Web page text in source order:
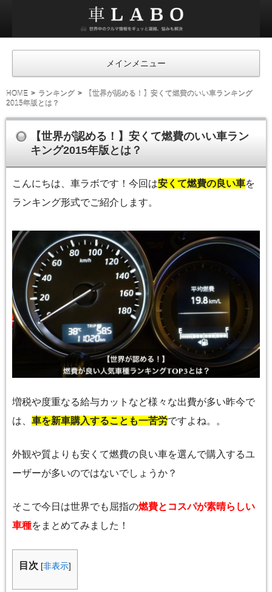
ラ
ボ
メインメニュー
HOME ランキング
【世界が認める！】安くて燃費のいい車ランキング
2015年版とは？
【世界が認める！】安くて燃費のいい車ラン
キング2015年版とは？
こんにちは、車ラボです！今回は安くて燃費の良い車を
ランキング形式でご紹介します。
増税や度重なる給与カットなど様々な出費が多い昨今で
は、 車を新車購入することも一苦労ですよね。。
外観や質よりも安くて燃費の良い車を選んで購入するユ
ーザーが多いのではないでしょうか？
そこで今日は世界でも屈指の燃費とコスパが素晴らしい
車種をまとめてみました！
目次 [非表示]